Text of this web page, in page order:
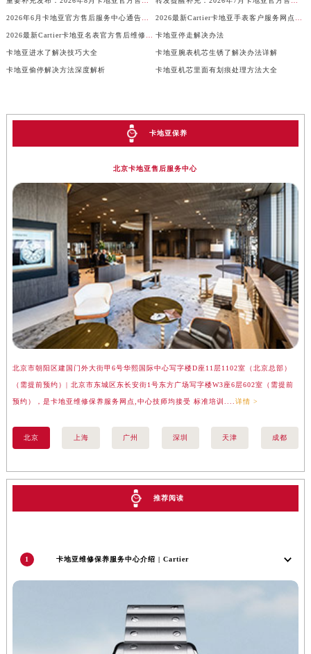
卡地亚停走解决办法
卡地亚进水了解决技巧大全 卡地亚腕表机芯生锈了解决办法详解
卡地亚偷停解决方法深度解析 卡地亚机芯里面有划痕处理方法大全
卡地亚保养
北京卡地亚售后服务中心
北京市朝阳区建国门外大街甲6号华熙国际中心写字楼D座11层1102室（北京总部）
（需提前预约）| 北京市东城区东长安街1号东方广场写字楼W3座6层602室（需提前
预约），是卡地亚维修保养服务网点,中心技师均接受 标准培训.... 详情 >
北京 上海 广州 深圳 天津 成都
推荐阅读
1 卡地亚维修保养服务中心介绍 | Cartier